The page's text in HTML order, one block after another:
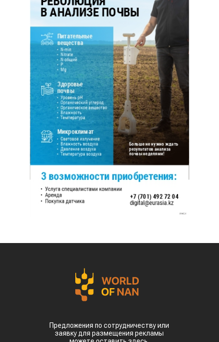
Предложения по сотрудничеству или
заявку для размещения рекламы